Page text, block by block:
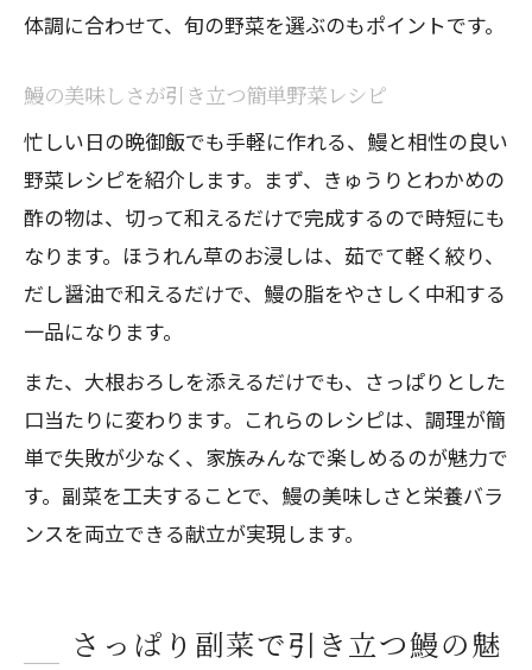
体調に合わせて、旬の野菜を選ぶのもポイントです。
鰻の美味しさが引き立つ簡単野菜レシピ
忙しい日の晩御飯でも手軽に作れる、鰻と相性の良い
野菜レシピを紹介します。まず、きゅうりとわかめの
酢の物は、切って和えるだけで完成するので時短にも
なります。ほうれん草のお浸しは、茹でて軽く絞り、
だし醤油で和えるだけで、鰻の脂をやさしく中和する
一品になります。
また、大根おろしを添えるだけでも、さっぱりとした
口当たりに変わります。これらのレシピは、調理が簡
単で失敗が少なく、家族みんなで楽しめるのが魅力で
す。副菜を工夫することで、鰻の美味しさと栄養バラ
ンスを両立できる献立が実現します。
さっぱり副菜で引き立つ鰻の魅